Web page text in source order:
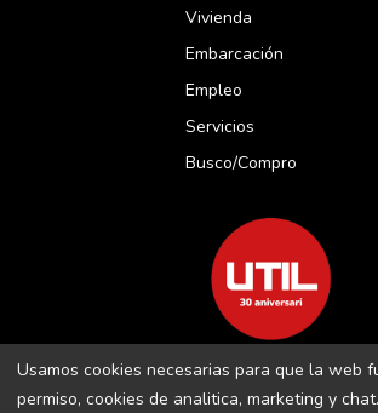
Usamos cookies necesarias para que la web
permiso, cookies de analitica, marketing y chat.
Vivienda
Embarcación
Empleo
Servicios
Busco/compro
REVISTA UTIL MENORCA S.L C/ BORJA